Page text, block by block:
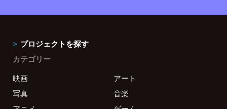
プロジェクトを探す
カテゴリー
映画
アート
写真
音楽